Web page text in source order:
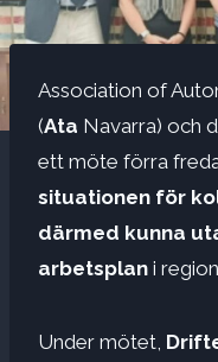
Association of
(Ata Navarra) och
ett möte förra
situationen för
därmed kunna
arbetsplan i
Under mötet,